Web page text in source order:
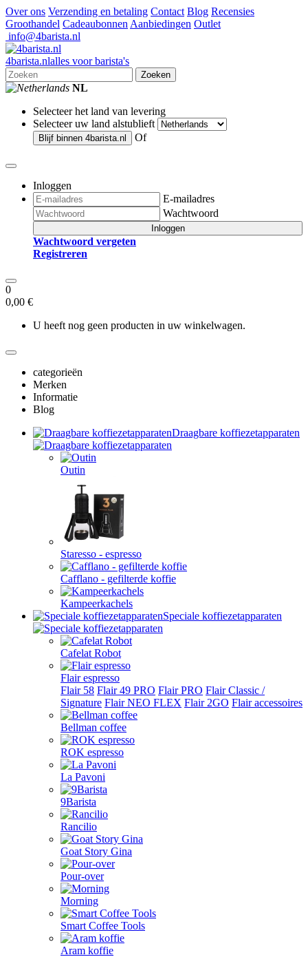
Over ons Verzending en betaling Contact Blog Recensies
Groothandel Cadeaubonnen Aanbiedingen Outlet
info@4barista.nl
4barista.nlalles voor barista's
Zoeken
NL
Selecteer het land van levering
Selecteer uw land alstublieft
Blijf binnen 4barista.nl Of
Inloggen
E-mailadres
Wachtwoord
Inloggen
Wachtwoord vergeten
Registreren
0
0,00 €
U heeft nog geen producten in uw winkelwagen.
categorieën
Merken
Informatie
Blog
Draagbare koffiezetapparaten
Outin
Staresso - espresso
Cafflano - gefilterde koffie
Kampeerkachels
Speciale koffiezetapparaten
Cafelat Robot
Flair espresso
Flair 58 Flair 49 PRO Flair PRO Flair Classic /
Signature Flair NEO FLEX Flair 2GO Flair accessoires
Bellman coffee
ROK espresso
La Pavoni
9Barista
Rancilio
Goat Story Gina
Pour-over
Morning
Smart Coffee Tools
Aram koffie